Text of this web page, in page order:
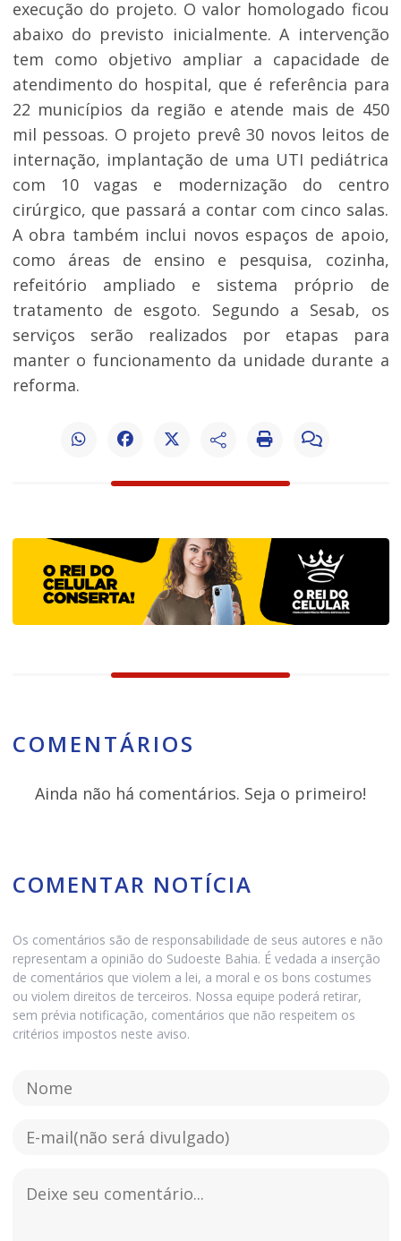
execução do projeto. O valor homologado ficou
abaixo do previsto inicialmente. A intervenção
tem como objetivo ampliar a capacidade de
atendimento do hospital, que é referência para
22 municípios da região e atende mais de 450
mil pessoas. O projeto prevê 30 novos leitos de
internação, implantação de uma UTI pediátrica
com 10 vagas e modernização do centro
cirúrgico, que passará a contar com cinco salas.
A obra também inclui novos espaços de apoio,
como áreas de ensino e pesquisa, cozinha,
refeitório ampliado e sistema próprio de
tratamento de esgoto. Segundo a Sesab, os
serviços serão realizados por etapas para
manter o funcionamento da unidade durante a
reforma.
COMENTÁRIOS
Ainda não há comentários. Seja o primeiro!
COMENTAR NOTÍCIA
Os comentários são de responsabilidade de seus autores e não
representam a opinião do Sudoeste Bahia. É vedada a inserção
de comentários que violem a lei, a moral e os bons costumes
ou violem direitos de terceiros. Nossa equipe poderá retirar,
sem prévia notificação, comentários que não respeitem os
critérios impostos neste aviso.